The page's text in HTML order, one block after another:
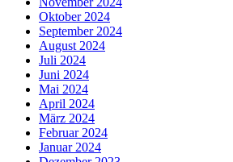
Oktober 2024
September 2024
August 2024
Juli 2024
Juni 2024
Mai 2024
April 2024
März 2024
Februar 2024
Januar 2024